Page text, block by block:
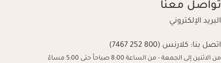
تواصل معنا
البريد الإلكتروني
اتصل بنا: كلارنس (800 252 7467)
من الاثنين إلى الجمعة - من الساعة 8:00 صباحاً حتى 5:00 مساءً